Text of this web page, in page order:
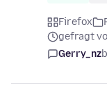
Firefox
gefragt
Gerry_nz